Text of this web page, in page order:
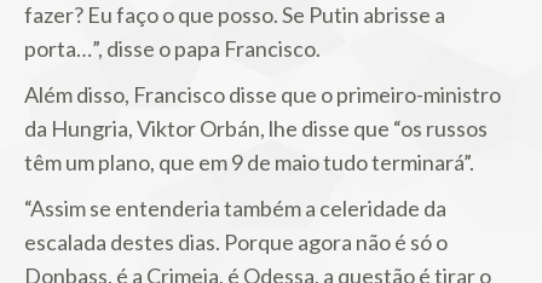
fazer? Eu faço o que posso. Se Putin abrisse a
porta…”, disse o papa Francisco.
Além disso, Francisco disse que o primeiro-ministro
da Hungria, Viktor Orbán, lhe disse que “os russos
têm um plano, que em 9 de maio tudo terminará”.
“Assim se entenderia também a celeridade da
escalada destes dias. Porque agora não é só o
Donbass, é a Crimeia, é Odessa, a questão é tirar o